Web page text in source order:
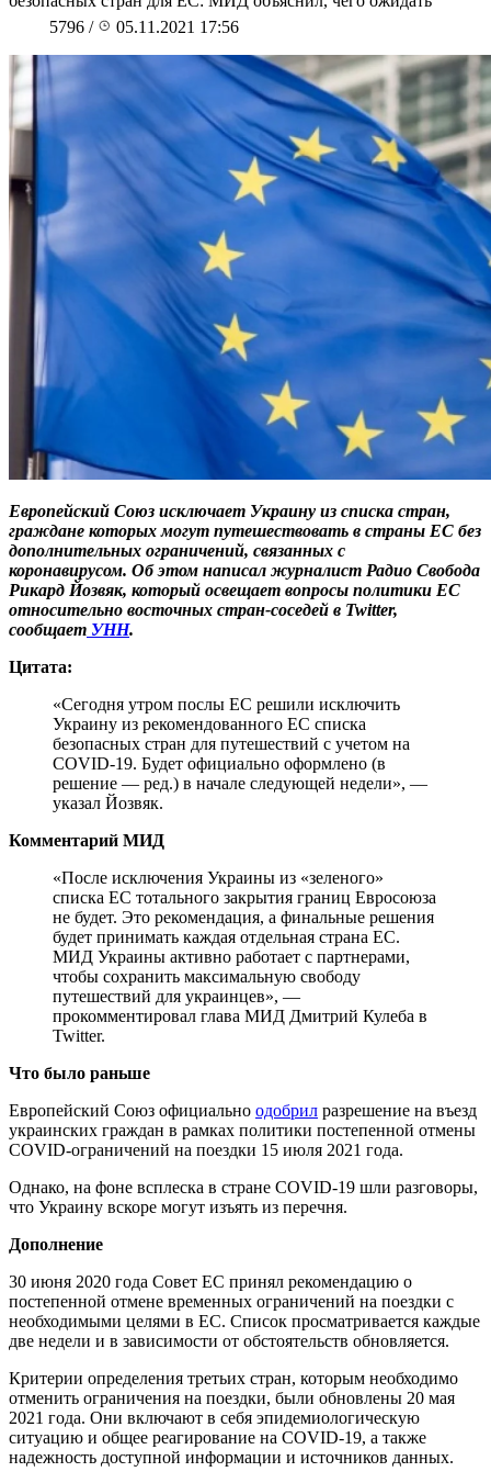
5796 / 05.11.2021 17:56
Европейский Союз исключает Украину из списка стран,
граждане которых могут путешествовать в страны ЕС без
дополнительных ограничений, связанных с
коронавирусом. Об этом написал журналист Радио Свобода
Рикард Йозвяк, который освещает вопросы политики ЕС
относительно восточных стран-соседей в Twitter,
сообщает УНН.
Цитата:
«Сегодня утром послы ЕС решили исключить
Украину из рекомендованного ЕС списка
безопасных стран для путешествий с учетом на
COVID-19. Будет официально оформлено (в
решение — ред.) в начале следующей недели», —
указал Йозвяк.
Комментарий МИД
«После исключения Украины из «зеленого»
списка ЕС тотального закрытия границ Евросоюза
не будет. Это рекомендация, а финальные решения
будет принимать каждая отдельная страна ЕС.
МИД Украины активно работает с партнерами,
чтобы сохранить максимальную свободу
путешествий для украинцев», —
прокомментировал глава МИД Дмитрий Кулеба в
Twitter.
Что было раньше
Европейский Союз официально одобрил разрешение на въезд
украинских граждан в рамках политики постепенной отмены
COVID-ограничений на поездки 15 июля 2021 года.
Однако, на фоне всплеска в стране COVID-19 шли разговоры,
что Украину вскоре могут изъять из перечня.
Дополнение
30 июня 2020 года Совет ЕС принял рекомендацию о
постепенной отмене временных ограничений на поездки с
необходимыми целями в ЕС. Список просматривается каждые
две недели и в зависимости от обстоятельств обновляется.
Критерии определения третьих стран, которым необходимо
отменить ограничения на поездки, были обновлены 20 мая
2021 года. Они включают в себя эпидемиологическую
ситуацию и общее реагирование на COVID-19, а также
надежность доступной информации и источников данных.